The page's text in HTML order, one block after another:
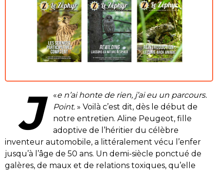
«
J
e n’ai honte de rien, j’ai eu un parcours.
Point. » Voilà c’est dit, dès le début de
notre entretien. Aline Peugeot, fille
adoptive de l’héritier du célèbre
inventeur automobile, a littéralement vécu l’enfer
jusqu’à l’âge de 50 ans. Un demi-siècle ponctué de
galères, de maux et de relations toxiques, qu’elle